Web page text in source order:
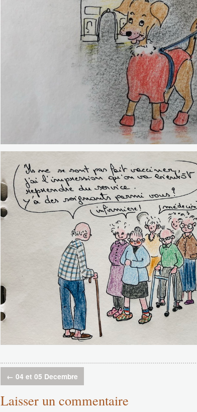
← 04 et 05 Decembre
Laisser un commentaire